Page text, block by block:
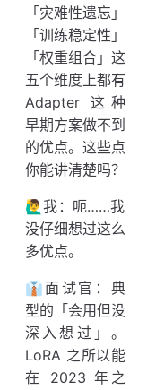
「灾难性遗忘」
「训练稳定性」
「权重组合」这
五个维度上都有
Adapter 这种
早期方案做不到
的优点。这些点
你能讲清楚吗？
🙋‍♂️我：呃……我
没仔细想过这么
多优点。
👔面试官：典
型的「会用但没
深入想过」。
LoRA 之所以能
在 2023 年之